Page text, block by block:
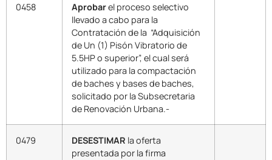
0458 Aprobarel proceso selectivo
llevado a cabo para la
Contratación de la “Adquisición
de Un (1) Pisón Vibratorio de
5.5HP o superior”, el cual será
utilizado para la compactación
de baches y bases de baches,
solicitado por la Subsecretaria
de Renovación Urbana.-
0479 DESESTIMAR la oferta
presentada por la firma